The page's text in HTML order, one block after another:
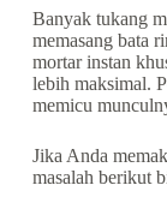
Banyak tukang
memasang bata
mortar instan
lebih maksimal.
memicu
Jika Anda
masalah berikut